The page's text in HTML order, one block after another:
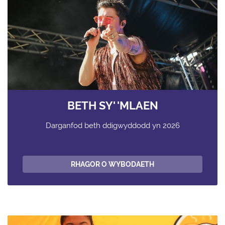
BETH SY' 'MLAEN
Darganfod beth ddigwyddodd yn 2026
RHAGOR O WYBODAETH